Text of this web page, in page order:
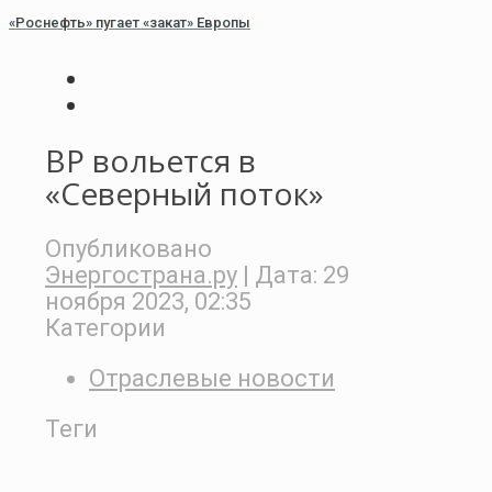
«Роснефть» пугает «закат» Европы
ВР вольется в
«Северный поток»
Опубликовано
Энергострана.ру | Дата: 29
ноября 2023, 02:35
Категории
Отраслевые новости
Теги